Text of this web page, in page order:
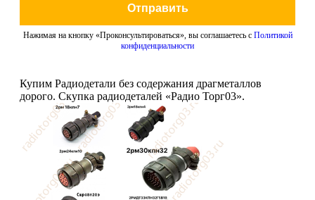
Отправить
Нажимая на кнопку «Проконсультироваться», вы соглашаетесь с Политикой
конфиденциальности
Купим Радиодетали без содержания драгметаллов
дорого. Скупка радиодеталей «Радио Торг03».